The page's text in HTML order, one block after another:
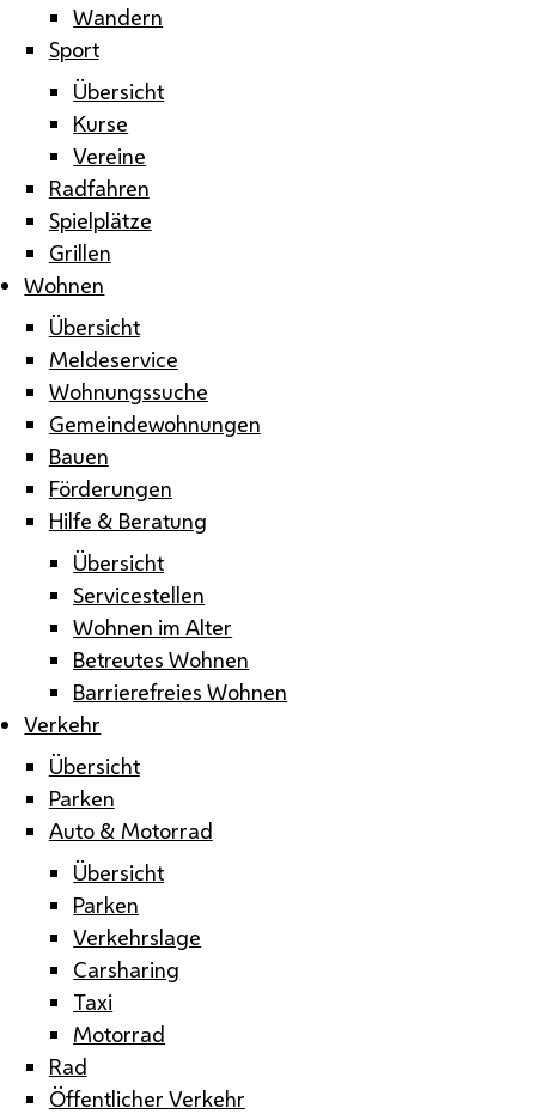
Wandern
Sport
Übersicht
Kurse
Vereine
Radfahren
Spielplätze
Grillen
Wohnen
Übersicht
Meldeservice
Wohnungssuche
Gemeindewohnungen
Bauen
Förderungen
Hilfe & Beratung
Übersicht
Servicestellen
Wohnen im Alter
Betreutes Wohnen
Barrierefreies Wohnen
Verkehr
Übersicht
Parken
Auto & Motorrad
Übersicht
Parken
Verkehrslage
Carsharing
Taxi
Motorrad
Rad
Öffentlicher Verkehr